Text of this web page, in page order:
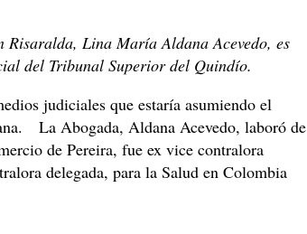
Lina María Aldana Acevedo, es
del Tribunal Superior del Quindío.
judiciales que estaría asumiendo el
La Abogada, Aldana Acevedo, laboró de
de Pereira, fue ex vice contralora
delegada, para la Salud en Colombia